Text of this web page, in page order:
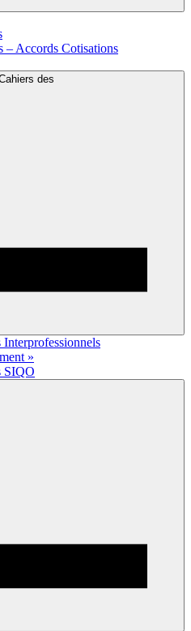
– Accords Cotisations
des
Interprofessionnels
»
SIQO